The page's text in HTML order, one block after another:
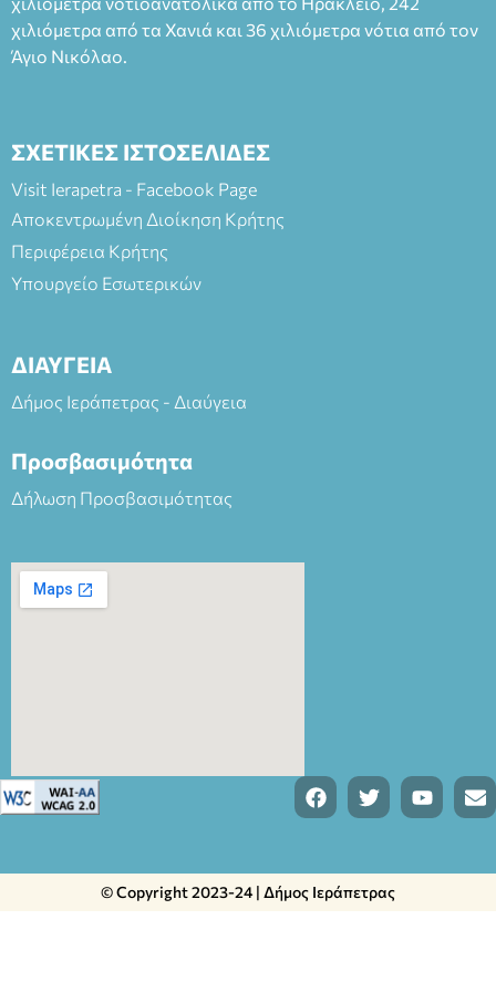
ΘΕΑΤΡΙΚΕΣ ΠΑΡΑΓΩΓΕΣ ΕΕ
χιλιόμετρα από τα Χανιά και 36 χιλιόμετρα νότια από τον
Άγιο Νικόλαο.
ΣΧΕΤΙΚΕΣ ΙΣΤΟΣΕΛΙΔΕΣ
Visit Ierapetra - Facebook Page
Αποκεντρωμένη Διοίκηση Κρήτης
Περιφέρεια Κρήτης
Υπουργείο Εσωτερικών
ΔΙΑΥΓΕΙΑ
Δήμος Ιεράπετρας - Διαύγεια
Προσβασιμότητα
Δήλωση Προσβασιμότητας
© Copyright 2023-24 | Δήμος Ιεράπετρας